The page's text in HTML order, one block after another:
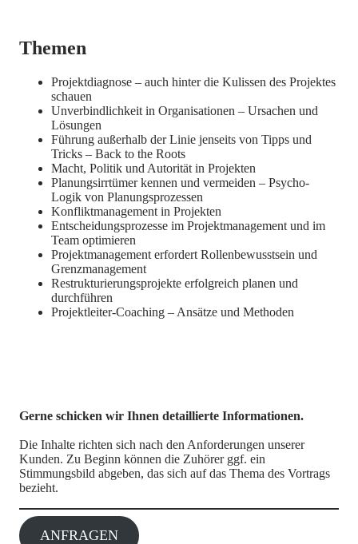
Themen
Projektdiagnose – auch hinter die Kulissen des Projektes
schauen
Unverbindlichkeit in Organisationen – Ursachen und
Lösungen
Führung außerhalb der Linie jenseits von Tipps und
Tricks – Back to the Roots
Macht, Politik und Autorität in Projekten
Planungsirrtümer kennen und vermeiden – Psycho-
Logik von Planungsprozessen
Konfliktmanagement in Projekten
Entscheidungsprozesse im Projektmanagement und im
Team optimieren
Projektmanagement erfordert Rollenbewusstsein und
Grenzmanagement
Restrukturierungsprojekte erfolgreich planen und
durchführen
Projektleiter-Coaching – Ansätze und Methoden
Gerne schicken wir Ihnen detaillierte Informationen.
Die Inhalte richten sich nach den Anforderungen unserer
Kunden. Zu Beginn können die Zuhörer ggf. ein
Stimmungsbild abgeben, das sich auf das Thema des Vortrags
bezieht.
ANFRAGEN